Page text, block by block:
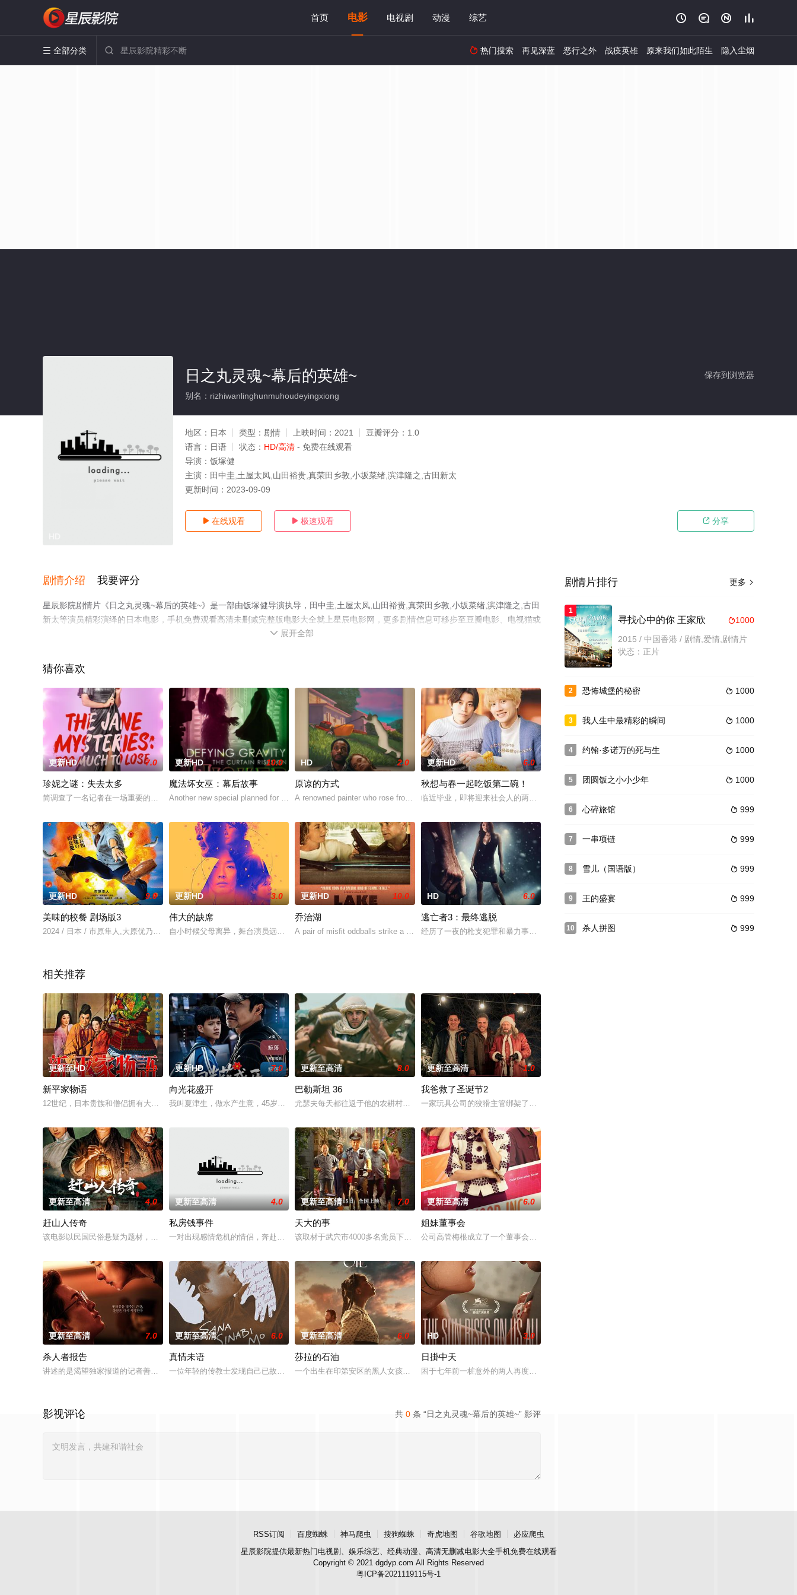
首页 电影 电视剧 动漫 综艺    
 全部分类   热门搜索 再见深蓝 恶行之外 战疫英雄 原来我们如此陌生 隐入尘烟
保存到浏览器
日之丸灵魂~幕后的英雄~
别名：rizhiwanlinghunmuhoudeyingxiong
地区： 日本 类型： 剧情 上映时间： 2021 豆瓣评分： 1.0
语言： 日语 状态： HD/高清 - 免费在线观看
导演： 饭塚健
主演： 田中圭,土屋太凤,山田裕贵,真荣田乡敦,小坂菜绪,滨津隆之,古田新太
更新时间： 2023-09-09
 在线观看  极速观看  分享
剧情介绍 我要评分
星辰影院剧情片《日之丸灵魂~幕后的英雄~》是一部由饭塚健导演执导，田中圭,土屋太凤,山田裕贵,真荣田乡敦,小坂菜绪,滨津隆之,古田
新太等演员精彩演绎的日本电影，手机免费观看高清未删减完整版电影大全就上星辰电影网，更多剧情信息可移步至豆瓣电影、电视猫或
 展开全部
猜你喜欢
更新HD 7.0
珍妮之谜：失去太多
简调查了一名记者在一场重要的游戏节目获胜后失踪的事件。
更新HD 10.0
魔法坏女巫：幕后故事
Another new special planned for the 2024-15 season is Def
HD 2.0
原谅的方式
A renowned painter who rose from an impoverished past, mu
更新HD 6.0
秋想与春一起吃饭第二碗！
临近毕业，即将迎来社会人的两人的故事：平安无事地得到心仪公司内定的秋和春，正和朋友们在“章鱼烧派对
更新HD 9.0
美味的校餐 剧场版3
2024 / 日本 / 市原隼人,大原优乃,田澤泰粋,荣信,いとうまい子,六平直政,高畑淳子,小堺一机,石黑贤,佐藤大志
更新HD 3.0
伟大的缺席
自小时候父母离异，舞台演员远山卓便和父亲鲜有来往。某日突然得悉父亲患上认知障碍，而其现任妻子——当年抛妻弃子的引火
更新HD 10.0
乔治湖
A pair of misfit oddballs strike a deal too big to pass u
HD 6.0
逃亡者3：最终逃脱
经历了一夜的枪支犯罪和暴力事件后，凯西·罗伯茨 (Casey Roberts) 意识到她的世界并不像表面上看起来的
相关推荐
更新至HD 9.0
新平家物语
12世纪，日本贵族和僧侣拥有大片土地，并免除赋税，而国内经济如大厦将倾，岌岌可危。京都秩序一片混乱，地方灾难频发，
更新HD 7.0
向光花盛开
我叫夏津生，做水产生意，45岁那年我儿子跳楼自杀了，他死后第37天我进了他所有的群，我发现里面全都是有抑郁倾向企图
更新至高清 8.0
巴勒斯坦 36
尤瑟夫每天都往返于他的农耕村庄巴斯玛和他在耶路撒冷城里的工作之间，满怀热情地努力在瞬息万变的现代世界中寻找自己的位
更新至高清 1.0
我爸救了圣诞节2
一家玩具公司的狡猾主管绑架了圣诞老人，这对父子必须挺身而出，营救圣诞老人，拯救圣诞节。
更新至高清 4.0
赶山人传奇
该电影以民国民俗悬疑为题材，讲述了一个二十年前的悲剧，以及二十年后的探秘之旅。在二十年前，龙二奎（由刘交心扮演）在
更新至高清 4.0
私房钱事件
一对出现感情危机的情侣，奔赴荒山深处的度假屋，展开浪漫之旅。然而各怀心事的两人彼此设计，意外被卷入一场绑架与追杀。
更新至高清 7.0
天大的事
该取材于武穴市4000多名党员下社区、进小区，通过党建引领老旧小区改造的故事：建于上世纪七、八十年代的老油厂小区，
更新至高清 6.0
姐妹董事会
公司高管梅根成立了一个董事会，以改善她妹妹混乱的生活，并与一位心理学教授坠入爱河，后者发现了她强
更新至高清 7.0
杀人者报告
讲述的是渴望独家报道的记者善珠（曹汝贞 饰）对杀害了11人的连环杀人犯泳勋（郑成日 饰）提出特别采访后发生的故事。
更新至高清 6.0
真情未语
一位年轻的传教士发现自己已故父亲保守多年的秘密，于是从菲律宾前往西班牙去寻找父亲的禁忌之爱。
更新至高清 6.0
莎拉的石油
一个出生在印第安区的黑人女孩意外继承了一片充满石油的土地，汹涌的黑金下，她将面对攫取、迫害、偏见、中伤，并用她的意
HD 3.0
日掛中天
困于七年前一桩意外的两人再度相遇，美云（辛芷蕾 饰）与葆树（张颂文 饰）开始了一段爱恨交织、扭曲而
共 0 条 “日之丸灵魂~幕后的英雄~” 影评
影视评论
更多 
剧情片排行
1
1000
寻找心中的你 王家欣
2015 / 中国香港 / 剧情,爱情,剧情片
状态：正片
2  1000
恐怖城堡的秘密
3  1000
我人生中最精彩的瞬间
4  1000
约翰·多诺万的死与生
5  1000
团圆饭之小小少年
6  999
心碎旅馆
7  999
一串项链
8  999
雪儿（国语版）
9  999
王的盛宴
10  999
杀人拼图
RSS订阅 百度蜘蛛 神马爬虫 搜狗蜘蛛 奇虎地图 谷歌地图
必应爬虫
星辰影院提供最新热门电视剧、娱乐综艺、经典动漫、高清无删减电影大全手机免费在线观看
Copyright © 2021 dgdyp.com All Rights Reserved
粤ICP备2021119115号-1